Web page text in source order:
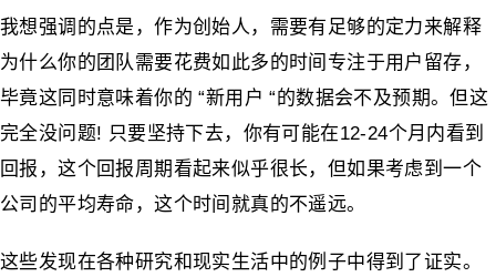
我想强调的点是，作为创始人，需要有足够的定力来解释
为什么你的团队需要花费如此多的时间专注于用户留存，
毕竟这同时意味着你的 “新用户 “的数据会不及预期。但这
完全没问题! 只要坚持下去，你有可能在12-24个月内看到
回报，这个回报周期看起来似乎很长，但如果考虑到一个
公司的平均寿命，这个时间就真的不遥远。
这些发现在各种研究和现实生活中的例子中得到了证实。